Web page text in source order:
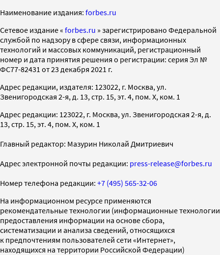
Наименование издания: forbes.ru
Cетевое издание « forbes.ru » зарегистрировано Федеральной
службой по надзору в сфере связи, информационных
технологий и массовых коммуникаций, регистрационный
номер и дата принятия решения о регистрации: серия Эл №
ФС77-82431 от 23 декабря 2021 г.
Адрес редакции, издателя: 123022, г. Москва, ул.
Звенигородская 2-я, д. 13, стр. 15, эт. 4, пом. X, ком. 1
Адрес редакции: 123022, г. Москва, ул. Звенигородская 2-я, д.
13, стр. 15, эт. 4, пом. X, ком. 1
Главный редактор: Мазурин Николай Дмитриевич
Адрес электронной почты редакции: press-release@forbes.ru
Номер телефона редакции: +7 (495) 565-32-06
На информационном ресурсе применяются
рекомендательные технологии (информационные технологии
предоставления информации на основе сбора,
систематизации и анализа сведений, относящихся
к предпочтениям пользователей сети «Интернет»,
находящихся на территории Российской Федерации)